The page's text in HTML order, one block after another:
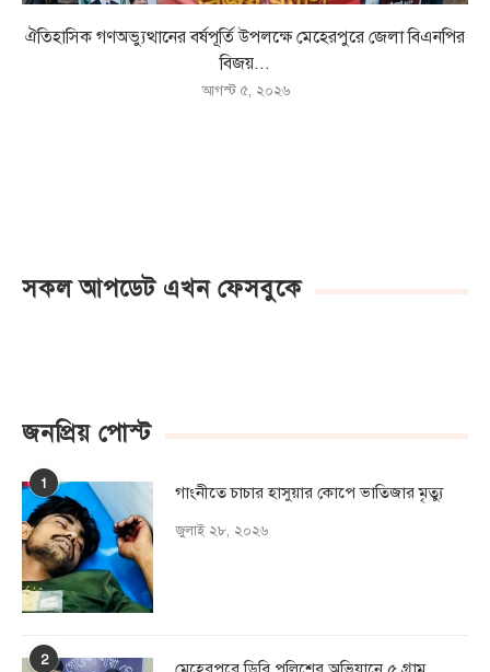
ঐতিহাসিক গণঅভ্যুত্থানের বর্ষপূর্তি উপলক্ষে মেহেরপুরে জেলা বিএনপির
বিজয়...
আগস্ট ৫, ২০২৬
সকল আপডেট এখন ফেসবুকে
জনপ্রিয় পোস্ট
1 গাংনীতে চাচার হাসুয়ার কােপে ভাতিজার মৃত্যু
জুলাই ২৮, ২০২৬
2